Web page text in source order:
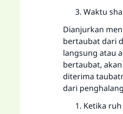
Waktu
Dianjurkan
bertaubat dari
langsung atau
bertaubat,
diterima
dari
Ketika